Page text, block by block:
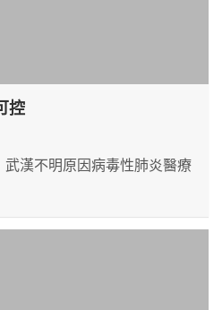
控
武漢不明原因病毒性肺炎醫療